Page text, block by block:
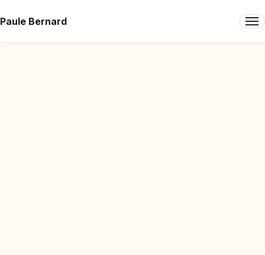
Paule Bernard